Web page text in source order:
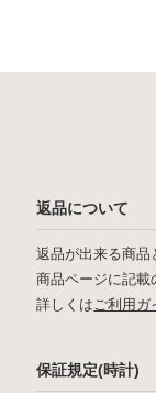
返品について
返品が出来る商品
商品ページに記載
詳しくはご利用ガ
保証規定(時計)